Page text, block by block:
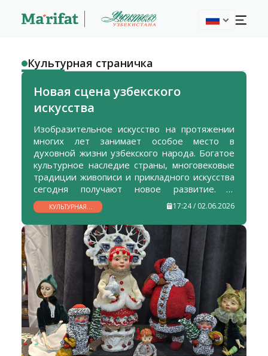
Культурная страничка
Новая сцена узбекского
искусства
Изобразительное искусство на протяжении
многих лет занимает особое место в
духовной жизни узбекского народа. Богатое
культурное наследие страны, многовековые
традиции живописи и прикладного искусства
сегодня получают новое развитие. В
Узбекистане уделяется большое внимание
поддержке художников, созданию условий
для их творчества, организации выставок и
продвижению национального искусства на
международном уровне.
КУЛЬТУРНАЯ
СТРАНИЧКА
17:24 / 02.06.2026